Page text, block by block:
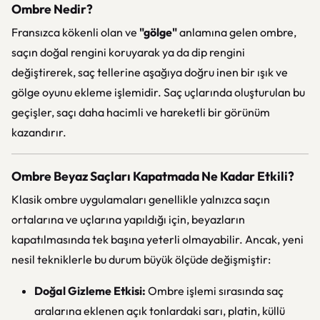
Ombre Nedir?
Fransızca kökenli olan ve "gölge"anlamına gelen ombre,
saçın doğal rengini koruyarak ya da dip rengini
değiştirerek, saç tellerine aşağıya doğru inen bir ışık ve
gölge oyunu ekleme işlemidir. Saç uçlarında oluşturulan bu
geçişler, saçı daha hacimli ve hareketli bir görünüm
kazandırır.
Ombre Beyaz Saçları Kapatmada Ne Kadar Etkili?
Klasik ombre uygulamaları genellikle yalnızca saçın
ortalarına ve uçlarına yapıldığı için, beyazların
kapatılmasında tek başına yeterli olmayabilir. Ancak, yeni
nesil tekniklerle bu durum büyük ölçüde değişmiştir:
Doğal Gizleme Etkisi: Ombre işlemi sırasında saç
aralarına eklenen açık tonlardaki sarı, platin, küllü